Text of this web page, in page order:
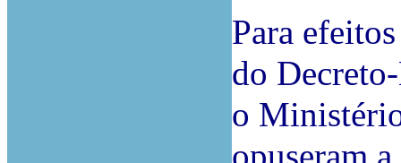
Para
do
o